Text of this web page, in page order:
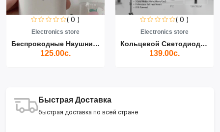
( 0 )
Electronics store
Беспроводные Наушники Air...
125.00с.
( 0 )
Electronics store
Кольцевой Светодиодный Св...
139.00с.
Быстрая Доставка
быстрая доставка по всей стране